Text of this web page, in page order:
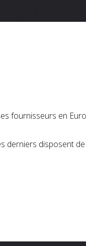
fournisseurs en
derniers disposent